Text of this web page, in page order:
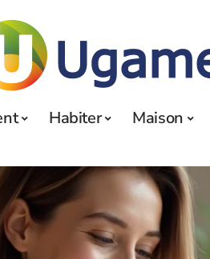
Habiter Maison